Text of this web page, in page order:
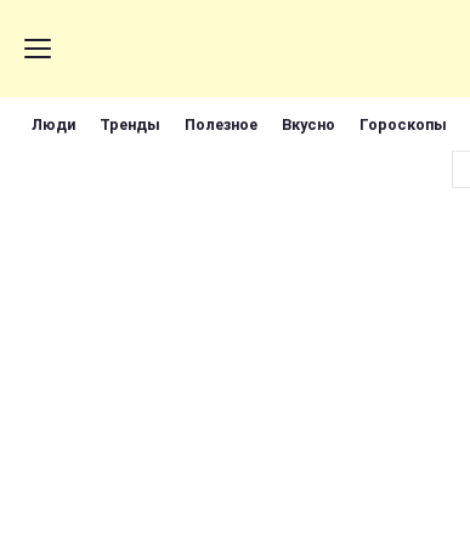
Люди Тренды Полезное Вкусно Гороскопы